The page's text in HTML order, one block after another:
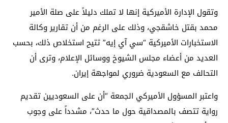
وتقول الإدارة الأميركية إنها لا تملك دليلاً على صلة الأمير
محمد بقتل خاشقجي، وذلك على الرغم من أن تقارير وكالة
الاستخبارات الأميركية “سي آي إيه” تتيح استخلاص ذلك، بحسب
العديد من أعضاء مجلس الشيوخ ووسائل الإعلام، وترى أن
التحالف مع السعودية ضروري لمواجهة إيران.
واعتبر المسؤول الأميركي الجمعة “أن على السعوديين تقديم
رواية تتصف بالمصداقية حول ما حدث”، مشدداً على وجوب